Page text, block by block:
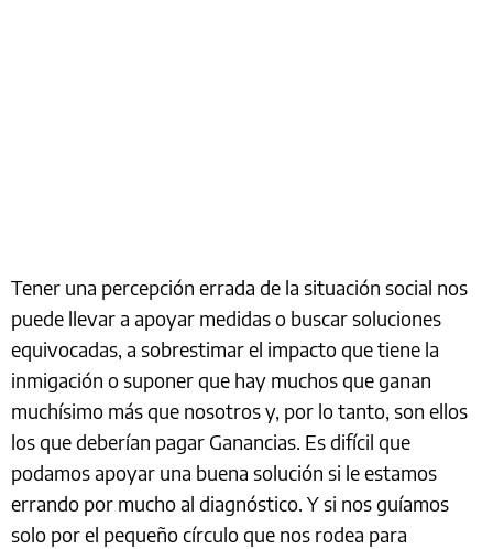
Tener una percepción errada de la situación social nos
puede llevar a apoyar medidas o buscar soluciones
equivocadas, a sobrestimar el impacto que tiene la
inmigación o suponer que hay muchos que ganan
muchísimo más que nosotros y, por lo tanto, son ellos
los que deberían pagar Ganancias. Es difícil que
podamos apoyar una buena solución si le estamos
errando por mucho al diagnóstico. Y si nos guíamos
solo por el pequeño círculo que nos rodea para